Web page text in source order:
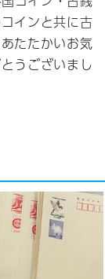
インと共に古
たたかいお気
うございまし